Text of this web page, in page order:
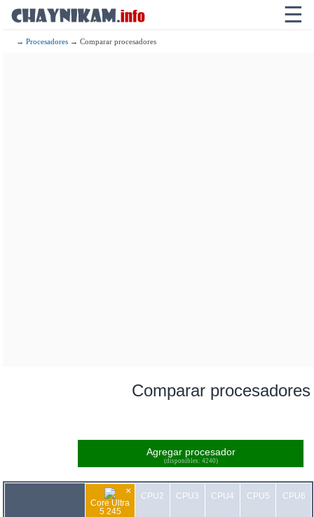
☰
→Procesadores → Comparar procesadores
Comparar procesadores
Agregar procesador
(disponibles: 4240)
×
Core Ultra
5 245
CPU2 CPU3 CPU4 CPU5 CPU6